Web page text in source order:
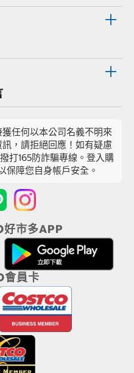
獲任何以本公司名義不明來
，請拒絕回應！如有疑慮
打165防詐騙專線。登入購
保障您自身帳戶安全。
好市多APP
會員卡